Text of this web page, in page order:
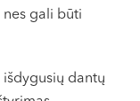
nes gali būti
dantų